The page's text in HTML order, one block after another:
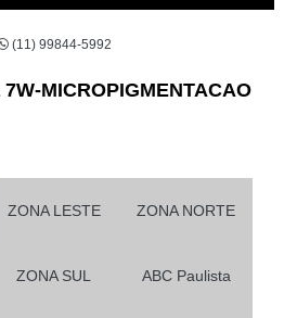
(11) 99844-5992
MICROPIGMENTACAO
ZONA LESTE ZONA NORTE
ZONA SUL ABC Paulista